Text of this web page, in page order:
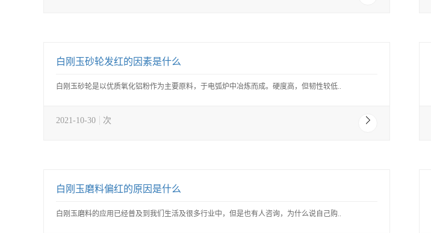
白刚玉砂轮发红的因素是什么
白刚玉砂轮是以优质氧化铝粉作为主要原料，于电弧炉中冶炼而成。硬度高，但韧性较低..
2021-10-30 次
白刚玉磨料偏红的原因是什么
白刚玉磨料的应用已经普及到我们生活及很多行业中，但是也有人咨询，为什么说自己购..